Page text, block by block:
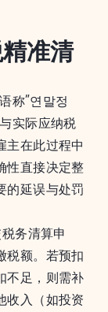
准清
称”연말정
实际应纳税
主在此过程中
性直接决定整
的延误与处罚
务清算申
税额。若预扣
不足，则需补
收入（如投资